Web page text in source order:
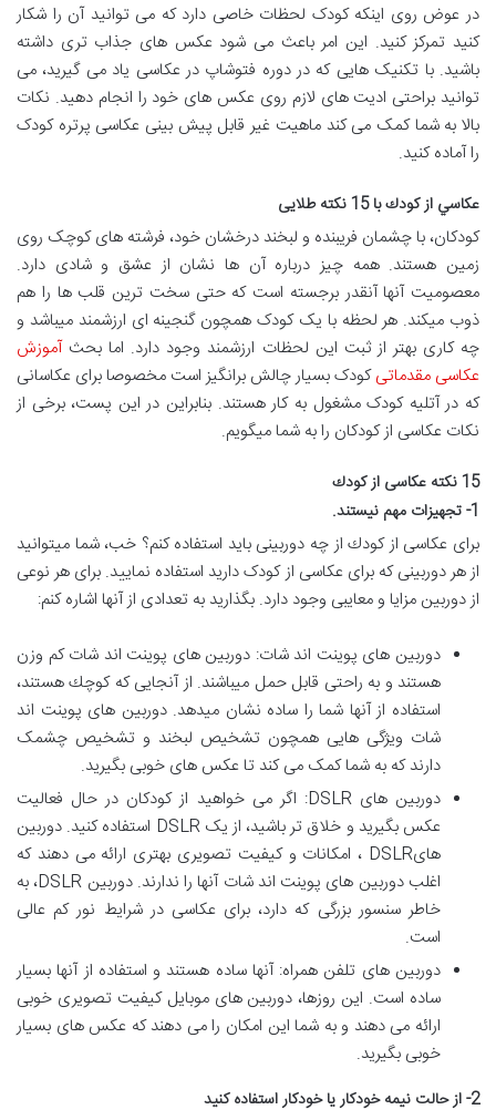
در عوض روی اینکه کودک لحظات خاصی دارد که می توانید آن را شکار
کنید تمرکز کنید. این امر باعث می شود عکس های جذاب تری داشته
باشید. با تکنیک هایی که در دوره فتوشاپ در عکاسی یاد می گیرید، می
توانید براحتی ادیت های لازم روی عکس های خود را انجام دهید. نکات
بالا به شما کمک می کند ماهیت غیر قابل پیش بینی عکاسی پرتره کودک
را آماده کنید.
عكاسي از كودك با 15 نكته طلایی
کودکان، با چشمان فریبنده و لبخند درخشان خود، فرشته های کوچک روی
زمین هستند. همه چیز درباره آن ها نشان از عشق و شادی دارد.
معصومیت آنها آنقدر برجسته است كه حتی سخت ترین قلب ها را هم
ذوب میكند. هر لحظه با یک کودک همچون گنجینه ای ارزشمند میباشد و
چه كاری بهتر از ثبت این لحظات ارزشمند وجود دارد. اما بحثآموزش
عکاسی مقدماتیکودک بسیار چالش برانگیز است مخصوصا برای عکاسانی
که در آتلیه کودک مشغول به کار هستند. بنابراین در این پست، برخی از
نكات عكاسی از كودكان را به شما میگویم.
15 نكته عكاسی از كودك
1- تجهیزات مهم نیستند.
برای عكاسی از كودك از چه دوربینی باید استفاده كنم؟ خب، شما میتوانید
از هر دوربینی كه برای عكاسی از کودک دارید استفاده نمایید. برای هر نوعی
از دوربین مزایا و معایبی وجود دارد. بگذارید به تعدادی از آنها اشاره كنم:
دوربین های پوینت اند شات: دوربین های پوینت اند شات كم وزن
هستند و به راحتی قابل حمل میباشند. از آنجایی كه كوچك هستند،
استفاده از آنها شما را ساده نشان میدهد. دوربین های پوینت اند
شات ویژگی هایی همچون تشخیص لبخند و تشخیص چشمک
دارند که به شما کمک می کند تا عکس های خوبی بگیرید.
دوربین های DSLR: اگر می خواهید از کودکان در حال فعالیت
عکس بگیرید و خلاق تر باشید، از یک DSLR استفاده کنید. دوربین
هایDSLR ، امكانات و کیفیت تصویری بهتری ارائه می دهند كه
اغلب دوربین های پوینت اند شات آنها را ندارند. دوربین DSLR، به
خاطر سنسور بزرگی كه دارد، برای عكاسی در شرایط نور كم عالی
است.
دوربین های تلفن همراه: آنها ساده هستند و استفاده از آنها بسیار
ساده است. این روزها، دوربین های موبایل کیفیت تصویری خوبی
ارائه می دهند و به شما این امکان را می دهند که عکس های بسیار
خوبی بگیرید.
2- از حالت نیمه خودکار یا خودکار استفاده كنید